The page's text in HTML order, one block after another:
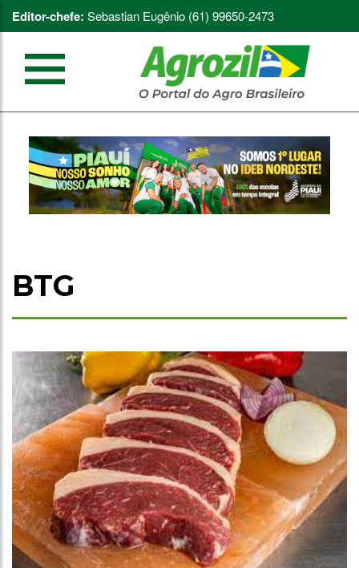
Editor-chefe: Sebastian Eugênio (61) 99650-2473
BTG